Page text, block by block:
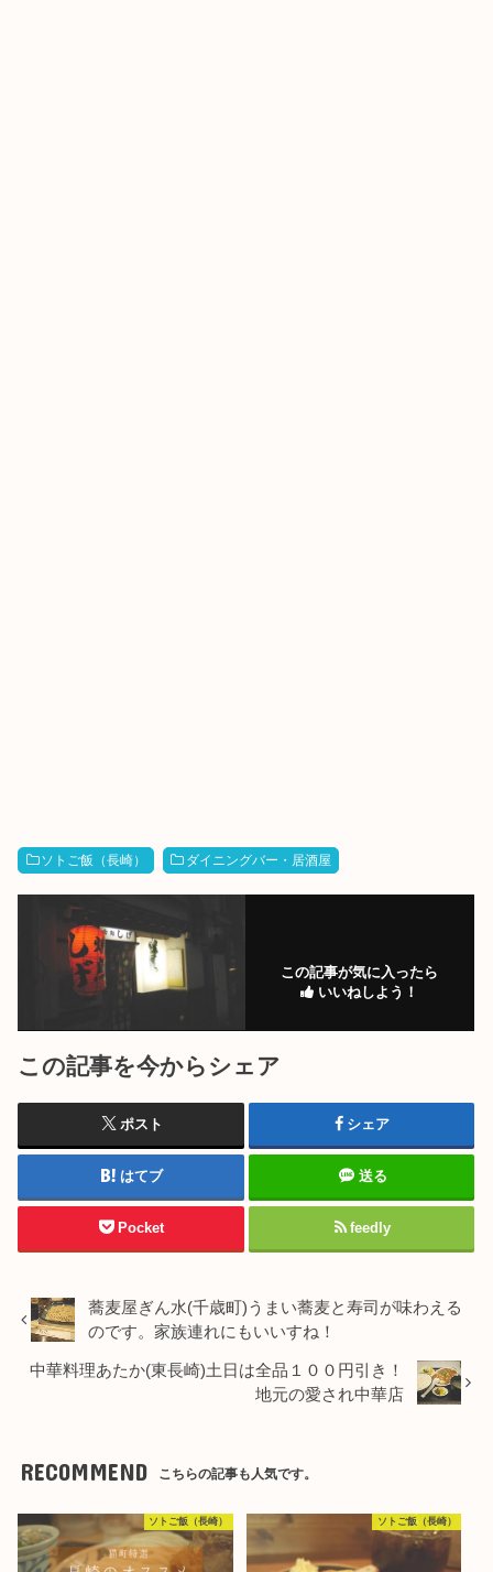
ソトご飯（長崎） ダイニングバー・居酒屋
この記事が気に入ったら
いいねしよう！
この記事を今からシェア
ポスト シェア
はてブ 送る
Pocket feedly
蕎麦屋ぎん水(千歳町)うまい蕎麦と寿司が味わえる
のです。家族連れにもいいすね！
中華料理あたか(東長崎)土日は全品１００円引き！
地元の愛され中華店
RECOMMEND こちらの記事も人気です。
ソトご飯（長崎） ソトご飯（長崎）